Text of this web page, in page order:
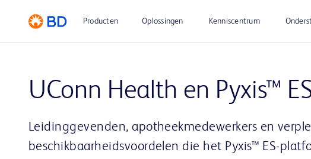
Producten Oplossingen Kenniscentrum
UConn Health en Pyxis™
Leidinggevenden, apotheekmedewerkers en
beschikbaarheidsvoordelen die het Pyxis™ ES-